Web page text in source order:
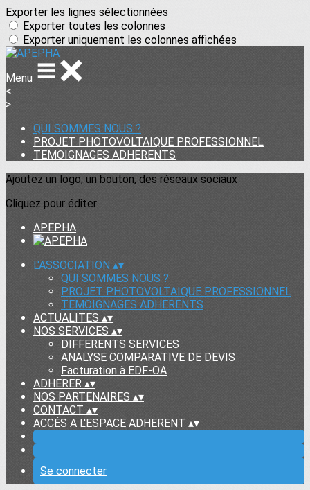
Exporter les lignes sélectionnées
Exporter toutes les colonnes
Exporter uniquement les colonnes affichées
Menu
<
>
QUI SOMMES NOUS ?
PROJET PHOTOVOLTAIQUE PROFESSIONNEL
TEMOIGNAGES ADHERENTS
Ajoutez un logo, un bouton, des réseaux sociaux
Cliquez pour éditer
APEPHA
L'ASSOCIATION ▴▾
QUI SOMMES NOUS ?
PROJET PHOTOVOLTAIQUE PROFESSIONNEL
TEMOIGNAGES ADHERENTS
ACTUALITES ▴▾
NOS SERVICES ▴▾
DIFFERENTS SERVICES
ANALYSE COMPARATIVE DE DEVIS
Facturation à EDF-OA
ADHERER ▴▾
NOS PARTENAIRES ▴▾
CONTACT ▴▾
ACCÉS A L'ESPACE ADHERENT ▴▾
Se connecter